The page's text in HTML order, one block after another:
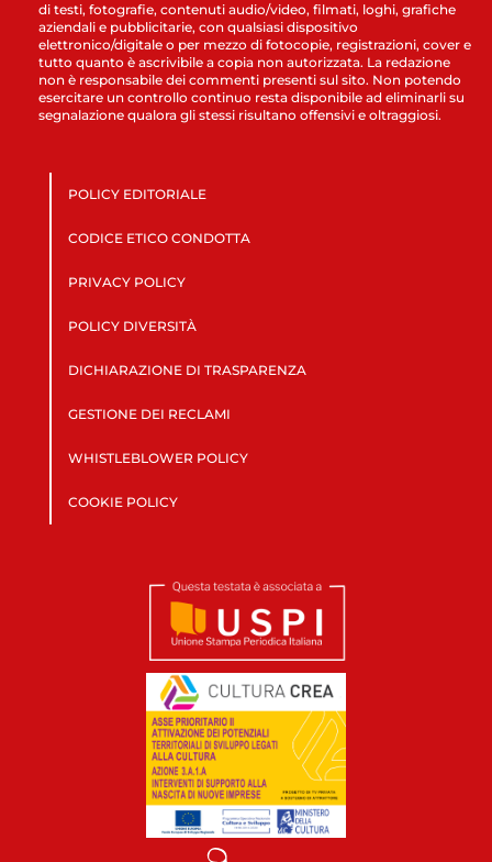
di testi, fotografie, contenuti audio/video, filmati, loghi, grafiche
aziendali e pubblicitarie, con qualsiasi dispositivo
elettronico/digitale o per mezzo di fotocopie, registrazioni, cover e
tutto quanto è ascrivibile a copia non autorizzata. La redazione
non è responsabile dei commenti presenti sul sito. Non potendo
esercitare un controllo continuo resta disponibile ad eliminarli su
segnalazione qualora gli stessi risultano offensivi e oltraggiosi.
POLICY EDITORIALE
CODICE ETICO CONDOTTA
PRIVACY POLICY
POLICY DIVERSITÀ
DICHIARAZIONE DI TRASPARENZA
GESTIONE DEI RECLAMI
WHISTLEBLOWER POLICY
COOKIE POLICY